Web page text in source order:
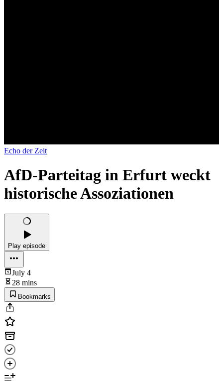
Echo der Zeit
AfD-Parteitag in Erfurt weckt
historische Assoziationen
Play episode
July 4
28 mins
Bookmarks